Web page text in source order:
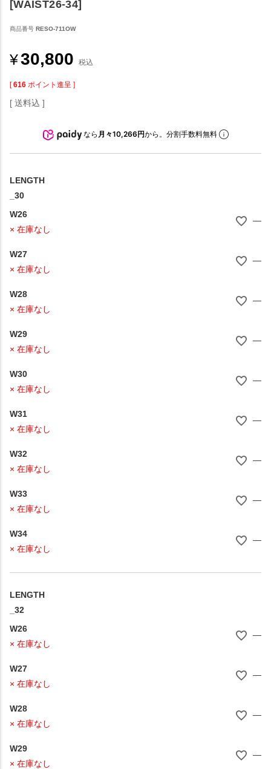
[WAIST26-34]
商品番号 RESO-711OW
¥30,800 税込
[ 616 ポイント進呈 ]
送料込
なら 月々10,266円から。分割手数料無料
LENGTH
_30
W26
× 在庫なし
—
W27
× 在庫なし
—
W28
× 在庫なし
—
W29
× 在庫なし
—
W30
× 在庫なし
—
W31
× 在庫なし
—
W32
× 在庫なし
—
W33
× 在庫なし
—
W34
× 在庫なし
—
LENGTH
_32
W26
× 在庫なし
—
W27
× 在庫なし
—
W28
× 在庫なし
—
W29
× 在庫なし
—